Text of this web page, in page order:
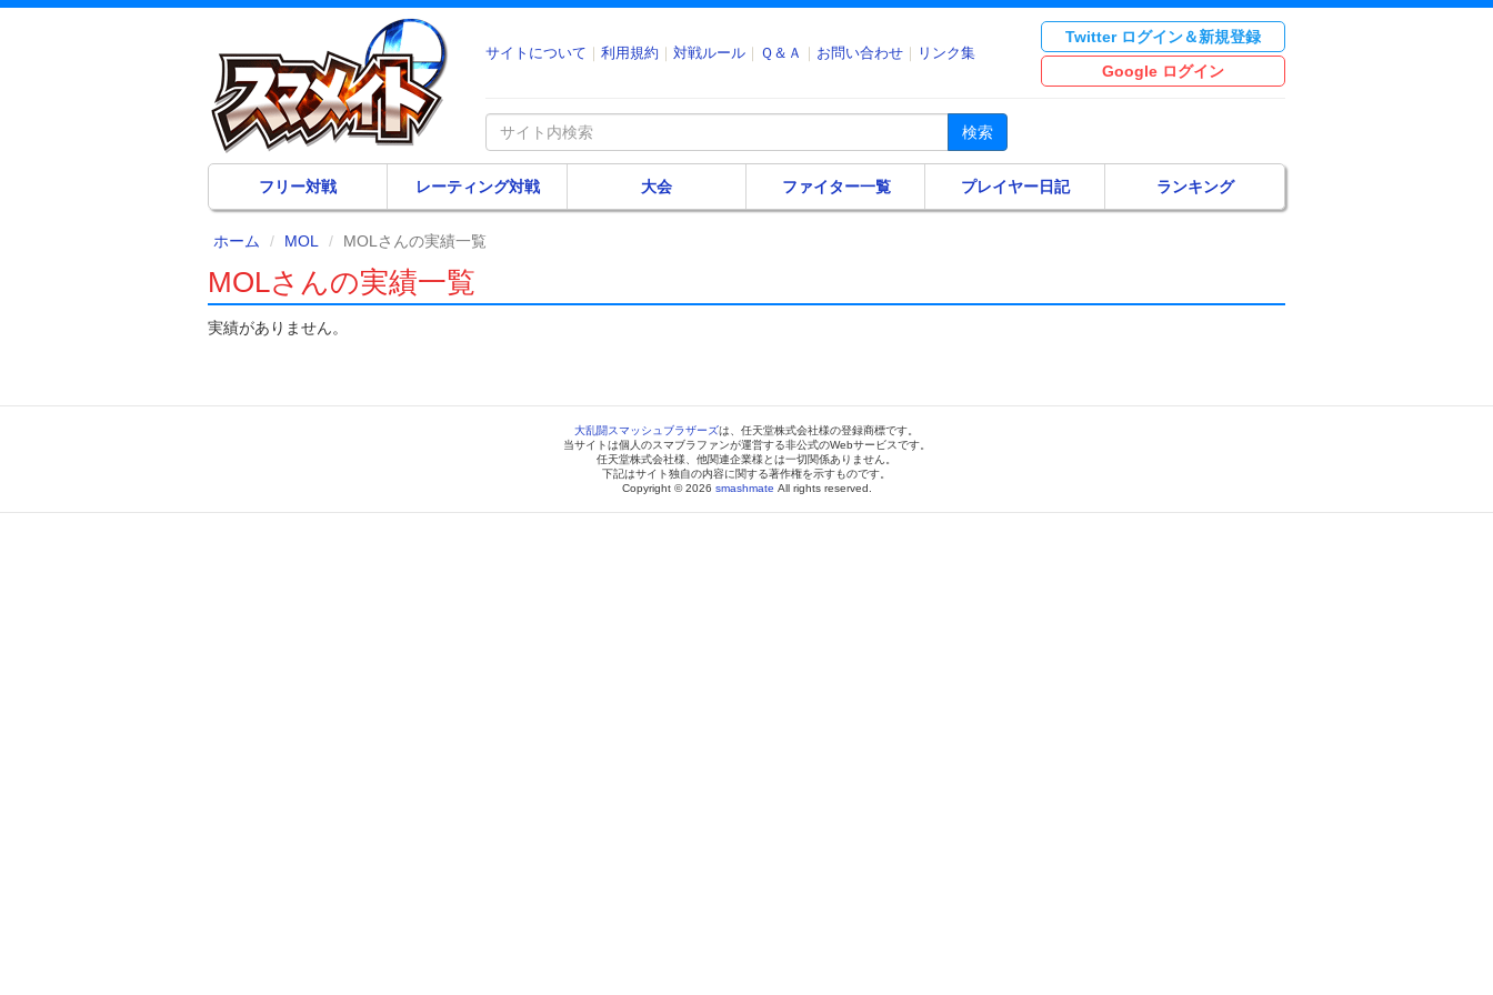
サイトについて 利用規約 対戦ルール Ｑ＆Ａ お問い合わせ リンク集
Twitter ログイン＆新規登録
Google ログイン
検索
フリー対戦 レーティング対戦 大会 ファイター一覧 プレイヤー日記 ランキング
ホーム MOL MOLさんの実績一覧
MOLさんの実績一覧
実績がありません。
大乱闘スマッシュブラザーズは、任天堂株式会社様の登録商標です。
当サイトは個人のスマブラファンが運営する非公式のWebサービスです。
任天堂株式会社様、他関連企業様とは一切関係ありません。
下記はサイト独自の内容に関する著作権を示すものです。
Copyright © 2026 smashmate All rights reserved.